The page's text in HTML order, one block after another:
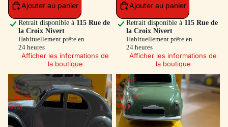
Ajouter au panier
Retrait disponible à 115 Rue de
la Croix Nivert
Habituellement prête en
24 heures
Afficher les informations de
la boutique
Ajouter au panier
Retrait disponible à 115 Rue de
la Croix Nivert
Habituellement prête en
24 heures
Afficher les informations de
la boutique
2
CV
Citroen
Gris
Simca
9
Aronde
Vert